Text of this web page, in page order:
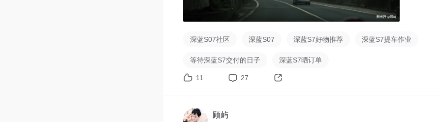
深蓝S07社区 深蓝S07 深蓝S7好物推荐 深蓝S7提车作业
等待深蓝S7交付的日子 深蓝S7晒订单
11 27
顾屿